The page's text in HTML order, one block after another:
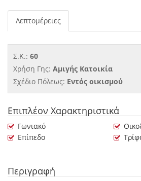
Λεπτομέρειες
Σ.Κ.: 60
Χρήση Γης: Αμιγής Κατοικία
Σχέδιο Πόλεως: Εντός οικισμού
Επιπλέον Χαρακτηριστικά
Γωνιακό
Επίπεδο
Περιγραφή